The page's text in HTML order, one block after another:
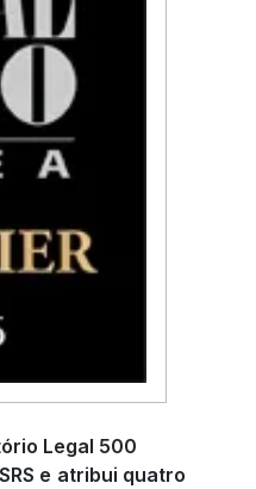
Legal 500
e atribui quatro